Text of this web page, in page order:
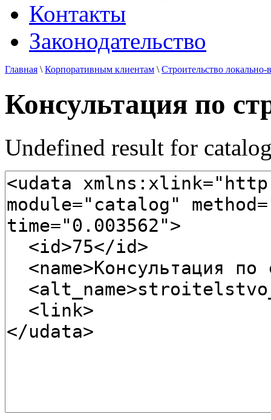
Контакты
Законодательство
Главная \ Корпоративным клиентам \ Строительство
Консультация по
Undefined result for